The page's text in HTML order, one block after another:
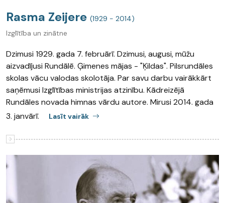
Rasma Zeijere (1929 - 2014)
Izglītība un zinātne
Dzimusi 1929. gada 7. februārī. Dzimusi, augusi, mūžu
aizvadījusi Rundālē. Ģimenes mājas - "Ķildas". Pilsrundāles
skolas vācu valodas skolotāja. Par savu darbu vairākkārt
saņēmusi Izglītības ministrijas atzinību. Kādreizējā
Rundāles novada himnas vārdu autore. Mirusi 2014. gada
3. janvārī.
Lasīt vairāk